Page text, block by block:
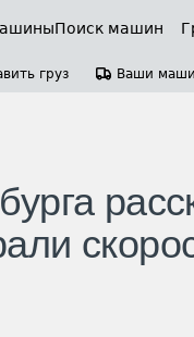
Поиск машин
груз Ваши